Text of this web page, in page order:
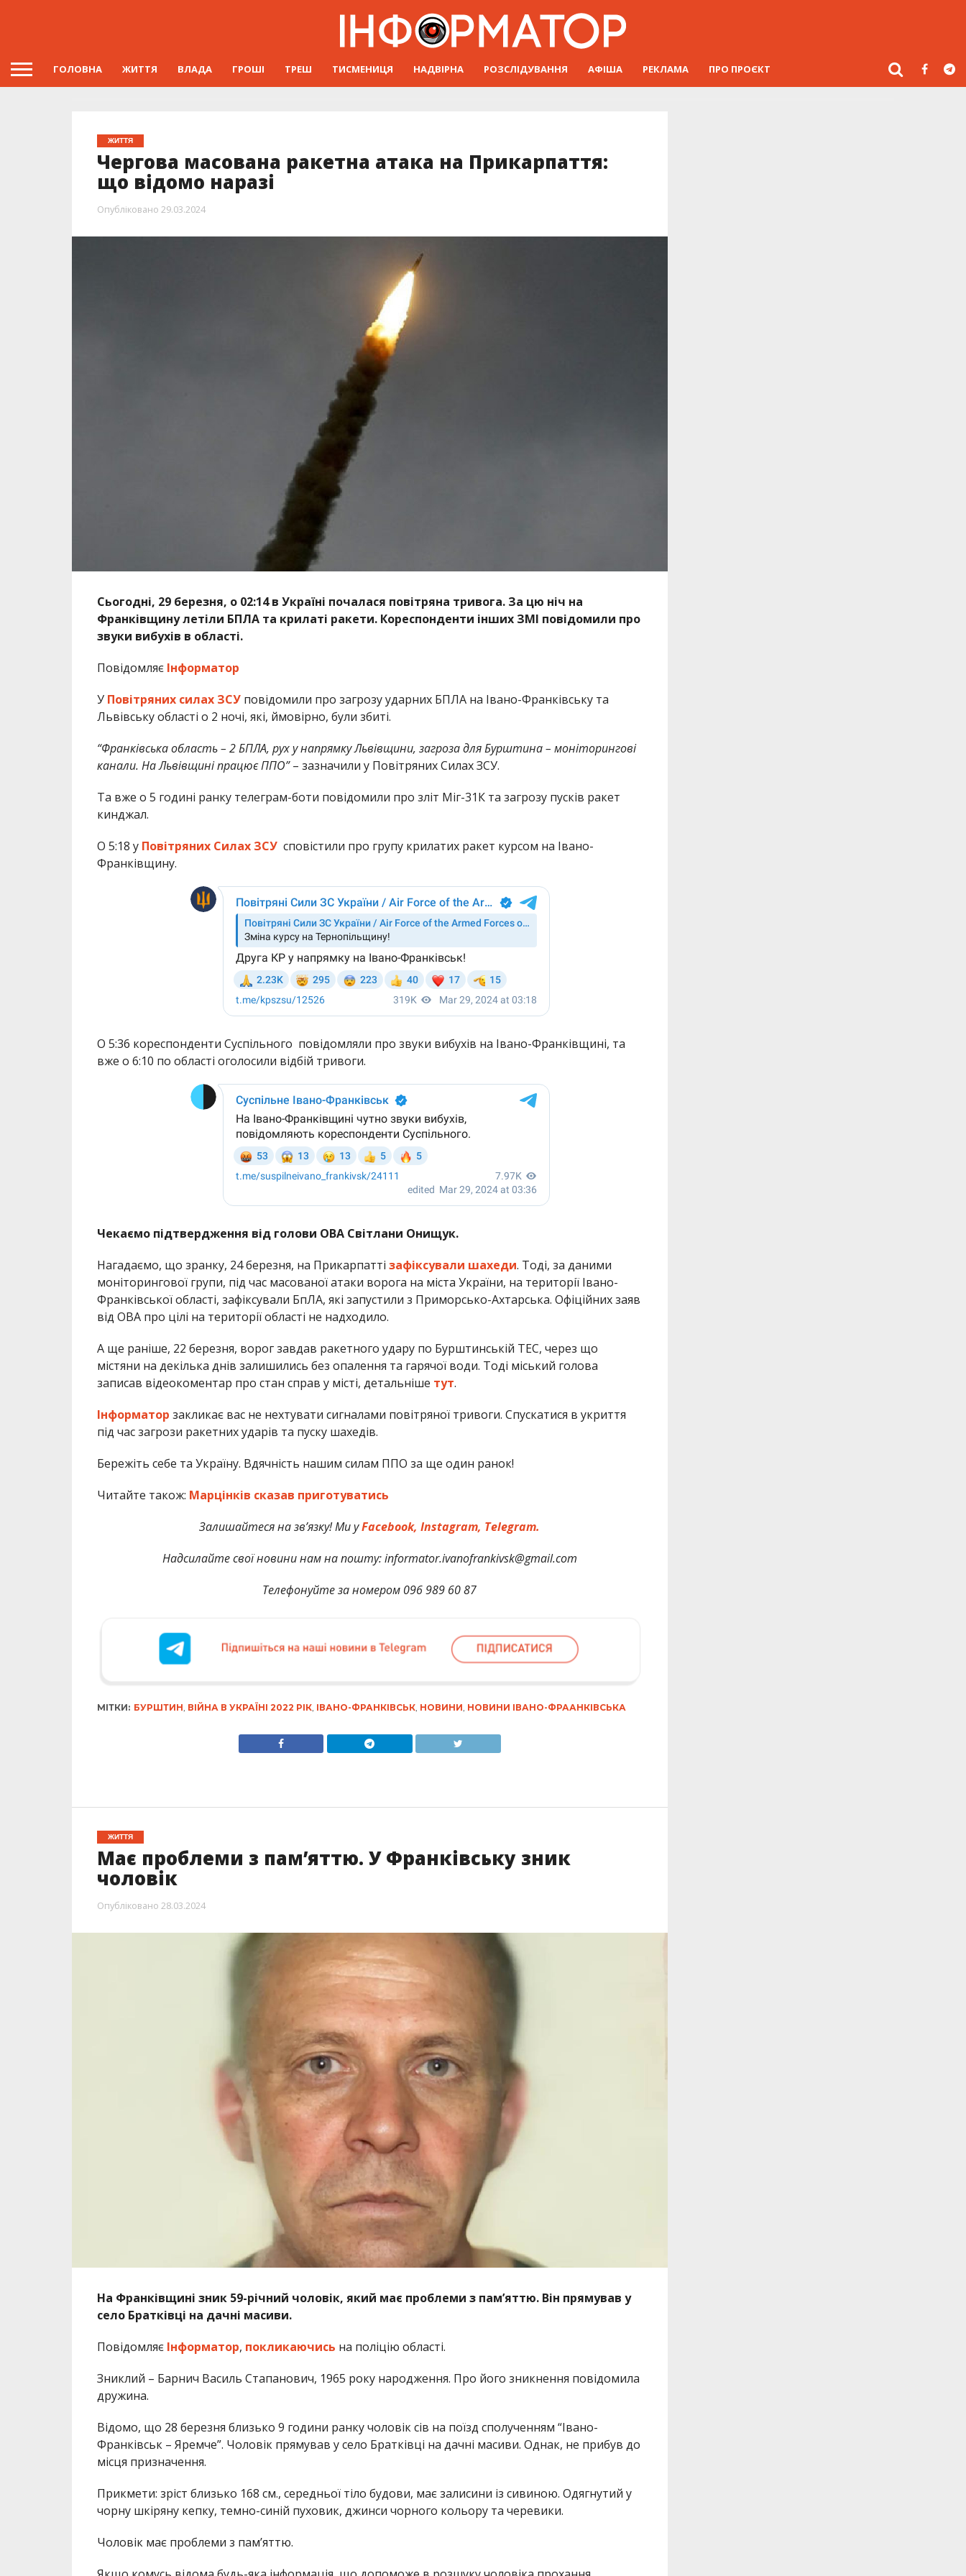
ГОЛОВНА ЖИТТЯ ВЛАДА ГРОШІ ТРЕШ ТИСМЕНИЦЯ НАДВІРНА РОЗСЛІДУВАННЯ АФІША РЕКЛАМА ПРО ПРОЄКТ
ЖИТТЯ
Чергова масована ракетна атака на Прикарпаття:
що відомо наразі
Опубліковано 29.03.2024
Сьогодні, 29 березня, о 02:14 в Україні почалася повітряна тривога. За цю ніч на
Франківщину летіли БПЛА та крилаті ракети. Кореспонденти інших ЗМІ повідомили про
звуки вибухів в області.
ПовідомляєІнформатор
У Повітряних силах ЗСУповідомили про загрозу ударних БПЛА на Івано-Франківську та
Львівську області о 2 ночі, які, ймовірно, були збиті.
“Франківська область – 2 БПЛА, рух у напрямку Львівщини, загроза для Бурштина – моніторингові
канали. На Львівщині працює ППО”– зазначили у Повітряних Силах ЗСУ.
Та вже о 5 годині ранку телеграм-боти повідомили про зліт Міг-31К та загрозу пусків ракет
кинджал.
О 5:18 у Повітряних Силах ЗСУсповістили про групу крилатих ракет курсом на Івано-
Франківщину.
О 5:36 кореспонденти Суспільного повідомляли про звуки вибухів на Івано-Франківщині, та
вже о 6:10 по області оголосили відбій тривоги.
Чекаємо підтвердження від голови ОВА Світлани Онищук.
Нагадаємо, що зранку, 24 березня, на Прикарпатті зафіксували шахеди. Тоді, за даними
моніторингової групи, під час масованої атаки ворога на міста України, на території Івано-
Франківської області, зафіксували БпЛА, які запустили з Приморсько-Ахтарська. Офіційних заяв
від ОВА про цілі на території області не надходило.
А ще раніше, 22 березня, ворог завдав ракетного удару по Бурштинській ТЕС, через що
містяни на декілька днів залишились без опалення та гарячої води. Тоді міський голова
записав відеокоментар про стан справ у місті, детальніше тут.
Інформатор закликає вас не нехтувати сигналами повітряної тривоги. Спускатися в укриття
під час загрози ракетних ударів та пуску шахедів.
Бережіть себе та Україну. Вдячність нашим силам ППО за ще один ранок!
Читайте також: Марцінків сказав приготуватись
Залишайтеся на зв’язку! Ми уFacebook, Instagram, Telegram.
Надсилайте свої новини нам на пошту: informator.ivanofrankivsk@gmail.com
Телефонуйте за номером 096 989 60 87
МІТКИ: БУРШТИН, ВІЙНА В УКРАЇНІ 2022 РІК, ІВАНО-ФРАНКІВСЬК, НОВИНИ, НОВИНИ ІВАНО-ФРААНКІВСЬКА
ЖИТТЯ
Має проблеми з пам’яттю. У Франківську зник
чоловік
Опубліковано 28.03.2024
На Франківщині зник 59-річний чоловік, який має проблеми з пам’яттю. Він прямував у
село Братківці на дачні масиви.
Повідомляє Інформатор, покликаючись на поліцію області.
Зниклий – Барнич Василь Стапанович, 1965 року народження. Про його зникнення повідомила
дружина.
Відомо, що 28 березня близько 9 години ранку чоловік сів на поїзд сполученням “Івано-
Франківськ – Яремче”. Чоловік прямував у село Братківці на дачні масиви. Однак, не прибув до
місця призначення.
Прикмети: зріст близько 168 см., середньої тіло будови, має залисини із сивиною. Одягнутий у
чорну шкіряну кепку, темно-синій пуховик, джинси чорного кольору та черевики.
Чоловік має проблеми з пам’яттю.